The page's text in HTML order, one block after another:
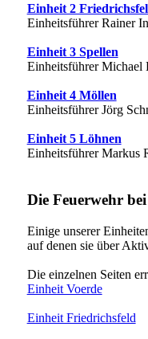
Einheit 2
Einheitsführer Rainer
Einheit 3 Spellen
Einheitsführer Michael
Einheit 4 Möllen
Einheitsführer Jörg
Einheit 5 Löhnen
Einheitsführer Markus
Die Feuerwehr
Einige unserer
auf denen sie über
Die einzelnen Seiten
Einheit Voerde
Einheit Friedrichsfeld